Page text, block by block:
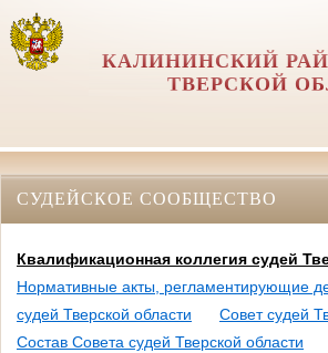
КАЛИНИНСКИЙ
ТВЕРСКОЙ
СУДЕЙСКОЕ СООБЩЕСТВО
Квалификационная коллегия судей
Нормативные акты, регламентирующие
судей Тверской области
Совет судей
Состав Совета судей Тверской области